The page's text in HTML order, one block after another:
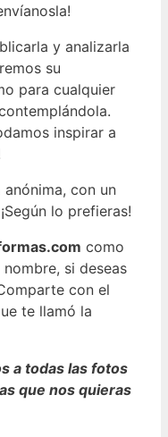
y analizarla
su
para cualquier
inspirar a
anónima, con un
lo prefieras!
como
si deseas
con el
te llamó la
a todas las fotos
que nos quieras